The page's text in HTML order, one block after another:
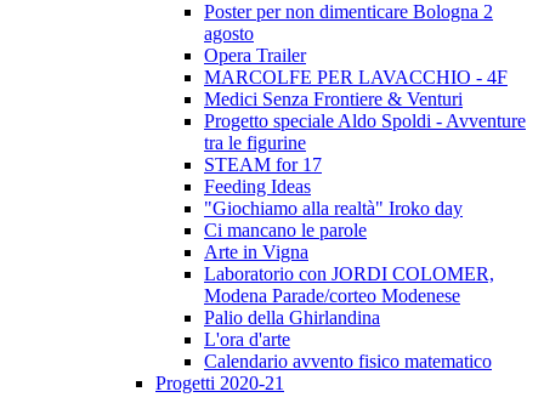
Poster per non dimenticare Bologna 2
agosto
Opera Trailer
MARCOLFE PER LAVACCHIO - 4F
Medici Senza Frontiere & Venturi
Progetto speciale Aldo Spoldi - Avventure
tra le figurine
STEAM for 17
Feeding Ideas
"Giochiamo alla realtà" Iroko day
Ci mancano le parole
Arte in Vigna
Laboratorio con JORDI COLOMER,
Modena Parade/corteo Modenese
Palio della Ghirlandina
L'ora d'arte
Calendario avvento fisico matematico
Progetti 2020-21